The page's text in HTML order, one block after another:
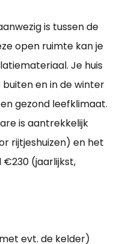
is tussen de
open ruimte kan je
Je huis
en in de winter
gezond leefklimaat.
is aantrekkelijk
rijtjeshuizen) en het
(jaarlijkst,
evt. de kelder)